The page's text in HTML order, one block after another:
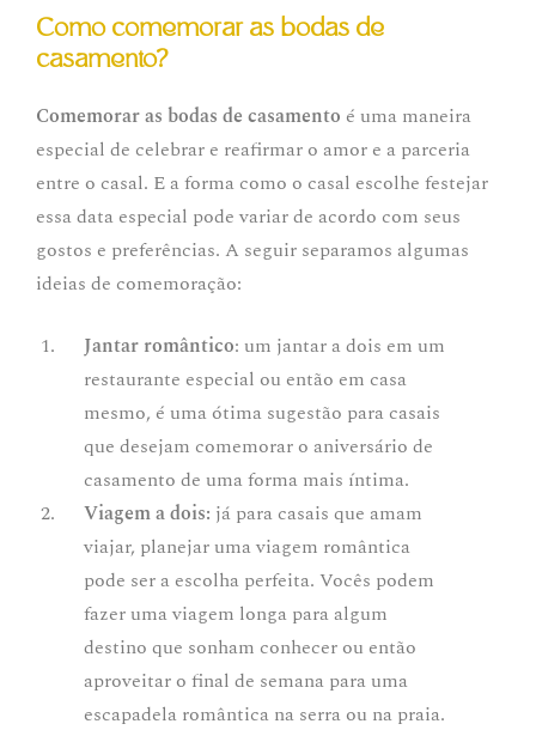
Como comemorar as bodas de
casamento?
Comemorar as bodas de casamento é uma maneira
especial de celebrar e reafirmar o amor e a parceria
entre o casal. E a forma como o casal escolhe festejar
essa data especial pode variar de acordo com seus
gostos e preferências. A seguir separamos algumas
ideias de comemoração:
Jantar romântico: um jantar a dois em um
restaurante especial ou então em casa
mesmo, é uma ótima sugestão para casais
que desejam comemorar o aniversário de
casamento de uma forma mais íntima.
Viagem a dois: já para casais que amam
viajar, planejar uma viagem romântica
pode ser a escolha perfeita. Vocês podem
fazer uma viagem longa para algum
destino que sonham conhecer ou então
aproveitar o final de semana para uma
escapadela romântica na serra ou na praia.